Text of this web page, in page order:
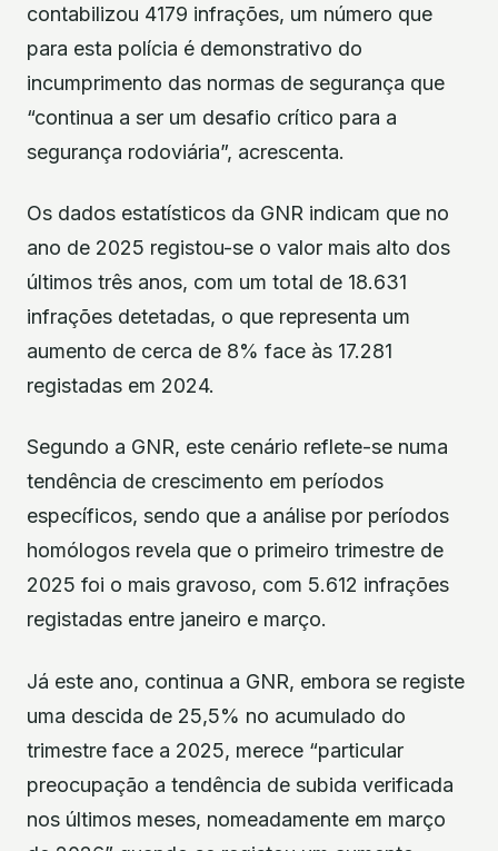
contabilizou 4179 infrações, um número que
para esta polícia é demonstrativo do
incumprimento das normas de segurança que
“continua a ser um desafio crítico para a
segurança rodoviária”, acrescenta.
Os dados estatísticos da GNR indicam que no
ano de 2025 registou-se o valor mais alto dos
últimos três anos, com um total de 18.631
infrações detetadas, o que representa um
aumento de cerca de 8% face às 17.281
registadas em 2024.
Segundo a GNR, este cenário reflete-se numa
tendência de crescimento em períodos
específicos, sendo que a análise por períodos
homólogos revela que o primeiro trimestre de
2025 foi o mais gravoso, com 5.612 infrações
registadas entre janeiro e março.
Já este ano, continua a GNR, embora se registe
uma descida de 25,5% no acumulado do
trimestre face a 2025, merece “particular
preocupação a tendência de subida verificada
nos últimos meses, nomeadamente em março